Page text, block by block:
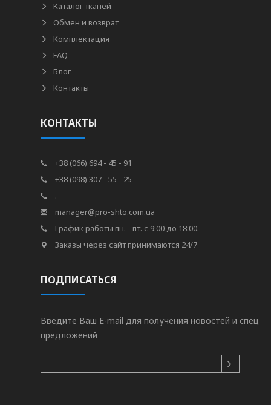
Каталог тканей
Обмен и возврат
Комплектация
FAQ
Блог
Контакты
КОНТАКТЫ
+38 (066) 694 - 45 - 91
+38 (098) 307 - 55 - 25
.
manager@pro-shto.com.ua
График работы пн. - пт. с 9:00 до 18:00.
Заказы через сайт принимаются 24/7
ПОДПИСАТЬСЯ
Введите Ваш E-mail для получения новостей и спец
предложений